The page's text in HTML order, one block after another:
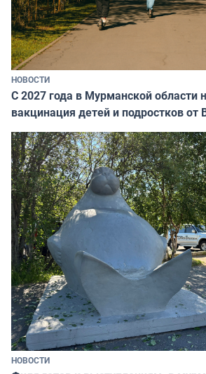
НОВОСТИ
С 2027 года в Мурманской области
вакцинация детей и подростков от
НОВОСТИ